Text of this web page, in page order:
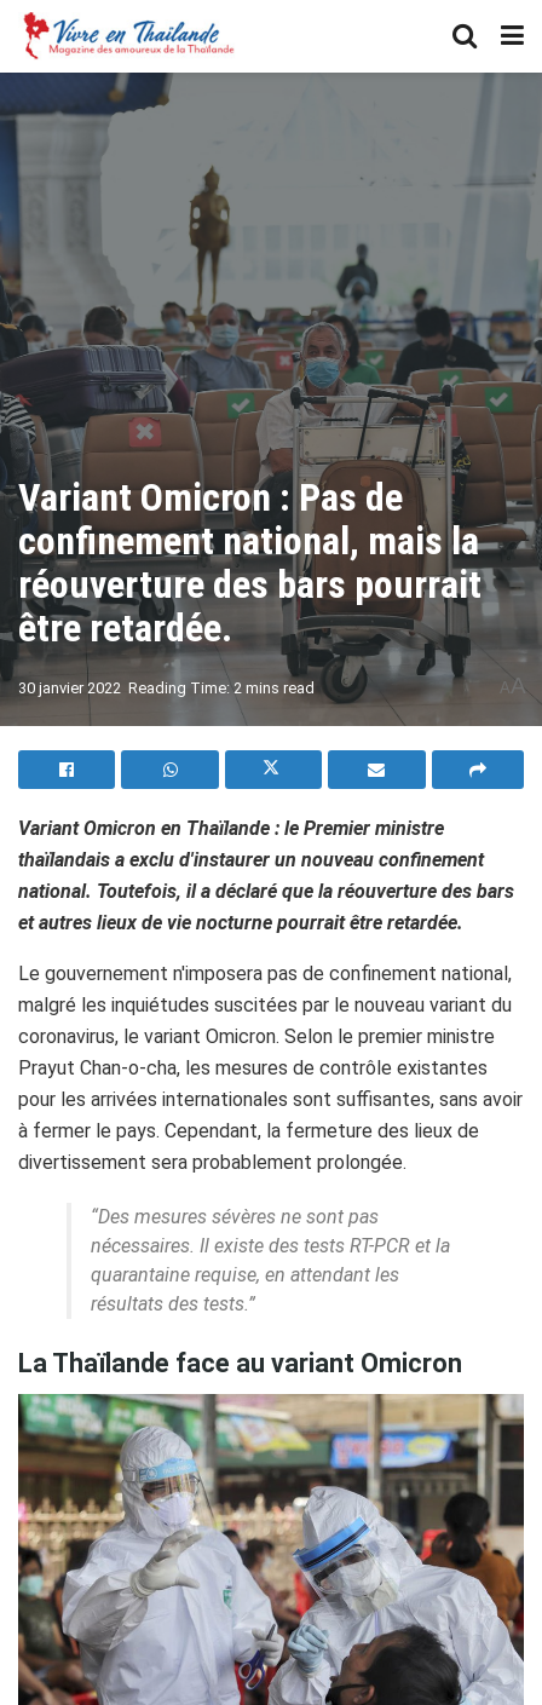
Variant Omicron : Pas de
confinement national, mais la
réouverture des bars pourrait
être retardée.
30 janvier 2022 Reading Time: 2 mins read AA
Variant Omicron en Thaïlande : le Premier ministre
thaïlandais a exclu d'instaurer un nouveau confinement
national. Toutefois, il a déclaré que la réouverture des bars
et autres lieux de vie nocturne pourrait être retardée.
Le gouvernement n'imposera pas de confinement national,
malgré les inquiétudes suscitées par le nouveau variant du
coronavirus, le variant Omicron. Selon le premier ministre
Prayut Chan-o-cha, les mesures de contrôle existantes
pour les arrivées internationales sont suffisantes, sans avoir
à fermer le pays. Cependant, la fermeture des lieux de
divertissement sera probablement prolongée.
“Des mesures sévères ne sont pas
nécessaires. Il existe des tests RT-PCR et la
quarantaine requise, en attendant les
résultats des tests.”
La Thaïlande face au variant Omicron